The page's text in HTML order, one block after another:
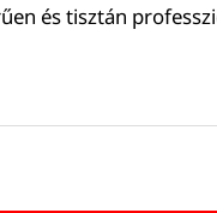
és tisztán